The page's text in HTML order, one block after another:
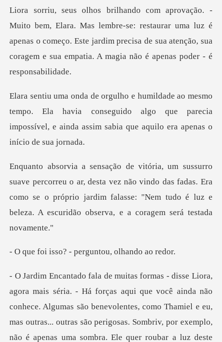
bre-se: restaurar uma luz é
apenas o começo. Este jardim precisa de sua atenç
. Ela havia conseguido algo que parecia
impossível, e ainda
desta vez não vindo das fadas. Era
como se o próprio jardim falasse: "Nem t
? - perguntou, o
não
conhece. Algumas são benevolentes, como Thamiel e eu,
mas outras... outras são perigosas. Sombriv, por e